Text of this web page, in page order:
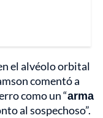
el alvéolo orbital
comentó a
como un “arma
al sospechoso”.